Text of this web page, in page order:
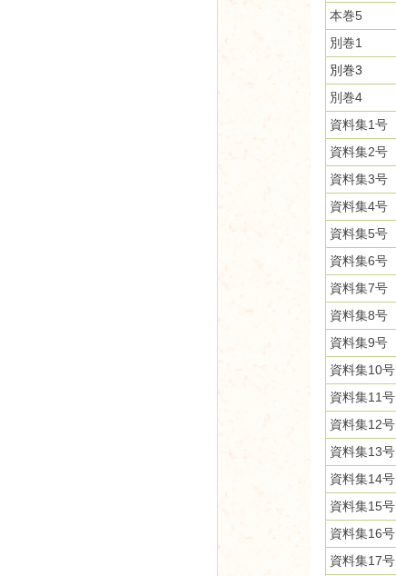
本巻5
別巻1
別巻3
別巻4
資料集1号
資料集2号
資料集3号
資料集4号
資料集5号
資料集6号
資料集7号
資料集8号
資料集9号
資料集10号
資料集11号
資料集12号
資料集13号
資料集14号
資料集15号
資料集16号
資料集17号